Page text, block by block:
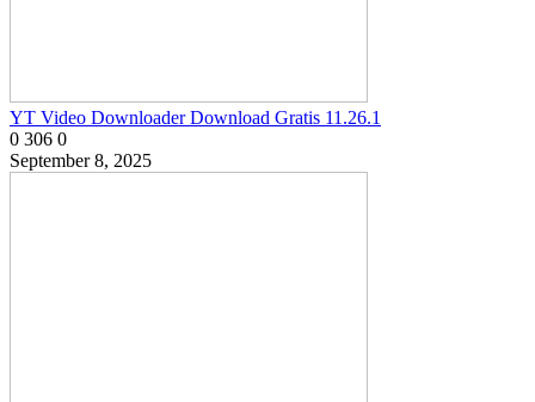
YT Video Downloader Download Gratis 11.26.1
0 306 0
September 8, 2025